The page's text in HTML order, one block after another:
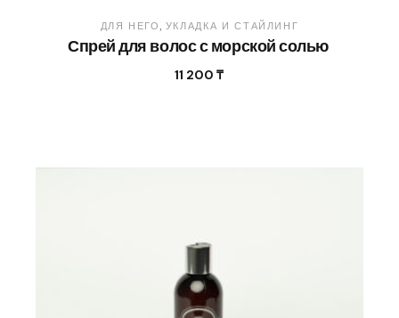
ДЛЯ НЕГО УКЛАДКА И СТАЙЛИНГ
Спрей для волос с морской солью
11 200₸